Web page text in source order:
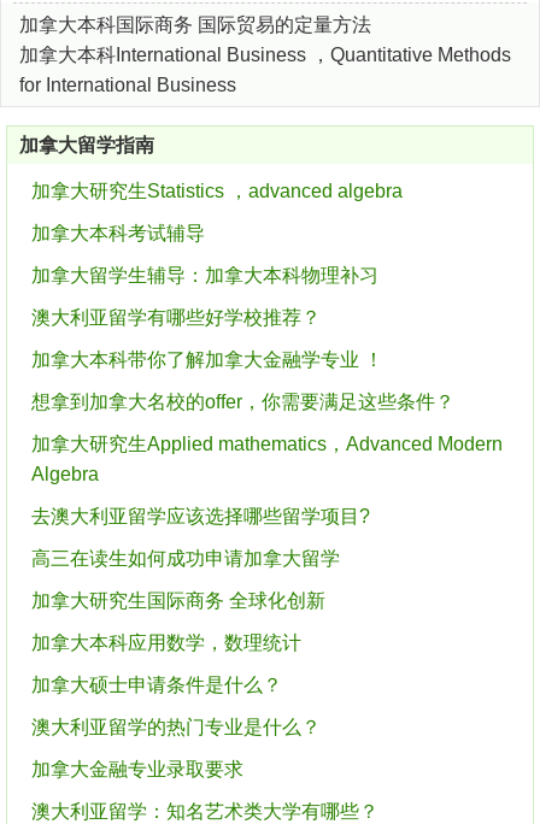
加拿大本科国际商务 国际贸易的定量方法
加拿大本科International Business ，Quantitative Methods
for International Business
加拿大留学指南
加拿大研究生Statistics ，advanced algebra
加拿大本科考试辅导
加拿大留学生辅导：加拿大本科物理补习
澳大利亚留学有哪些好学校推荐？
加拿大本科带你了解加拿大金融学专业 ！
想拿到加拿大名校的offer，你需要满足这些条件？
加拿大研究生Applied mathematics，Advanced Modern
Algebra
去澳大利亚留学应该选择哪些留学项目?
高三在读生如何成功申请加拿大留学
加拿大研究生国际商务 全球化创新
加拿大本科应用数学，数理统计
加拿大硕士申请条件是什么？
澳大利亚留学的热门专业是什么？
加拿大金融专业录取要求
澳大利亚留学：知名艺术类大学有哪些？